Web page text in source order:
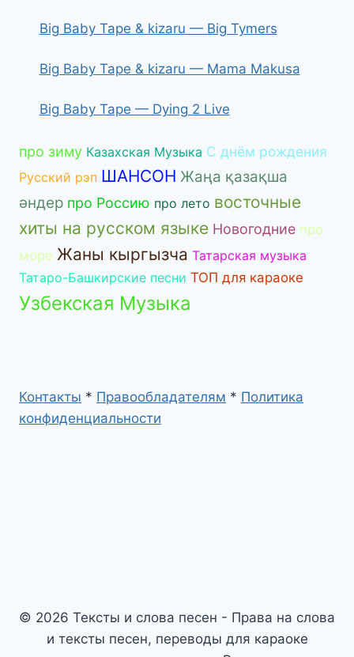
Big Baby Tape & kizaru — Big Tymers
Big Baby Tape & kizaru — Mama Makusa
Big Baby Tape — Dying 2 Live
про зиму Казахская Музыка С днём рождения
Русский рэп ШАНСОН Жаңа қазақша
әндер про Россию про лето восточные
хиты на русском языке Новогодние про
море Жаны кыргызча Татарская музыка
Татаро-Башкирские песни ТОП для караоке
Узбекская Музыка
Контакты * Правообладателям * Политика
конфиденциальности
© 2026 Тексты и слова песен - Права на слова
и тексты песен, переводы для караоке